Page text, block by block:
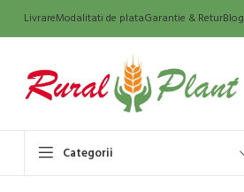
LivrareModalitati de plataGarantie & ReturBlog
Categorii